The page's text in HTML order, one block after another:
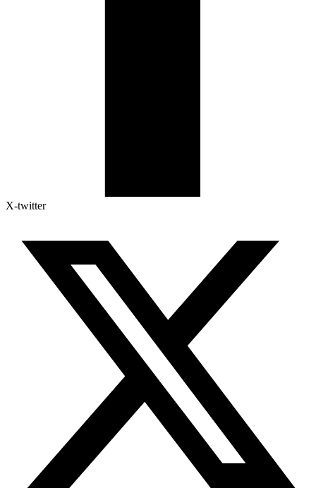
X-twitter